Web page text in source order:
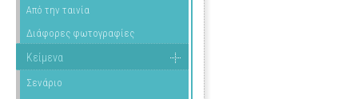
Από την ταινία
Διάφορες φωτογραφίες
Κείμενα
Σενάριο